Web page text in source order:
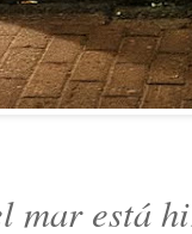
mar está